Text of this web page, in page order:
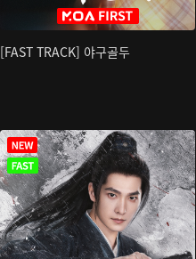
[FAST TRACK] 야구골두